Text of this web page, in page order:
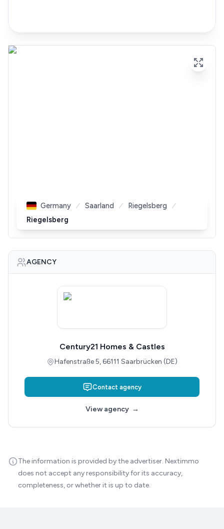
Germany Saarland
Riegelsberg
Riegelsberg
AGENCY
Century21 Homes & Castles
Hafenstraße 5, 66111 Saarbrücken (DE)
Contact agency
View agency→
The information is provided by the advertiser. Nextimmo
does not accept any responsibility for its accuracy,
completeness, or whether it is up to date.